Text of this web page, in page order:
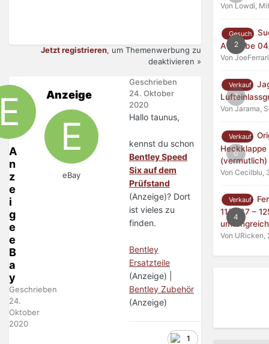
Jetzt registrieren, um Themenwerbung zu
deaktivieren »
A
n
z
e
i
g
e
e
B
a
y
Geschrieben
24.
Oktober
2020
Anzeige
eBay
Geschrieben
24. Oktober
2020
Hallo taunus,
kennst du schon
Bentley Speed
Six auf dem
Prüfstand
(Anzeige)? Dort
ist vieles zu
finden.
Bentley
Ersatzteile
(Anzeige) |
Bentley Zubehör
(Anzeige)
1
Von Lowdi,
2
Gesuch
Ausgabe
Von
0
Verkauf
Von Jarama,
0
Verkauf
Heckklappe
(vermutlich)
Von Cecilblu,
4
Verkauf
11/1987 –
Von URicken,